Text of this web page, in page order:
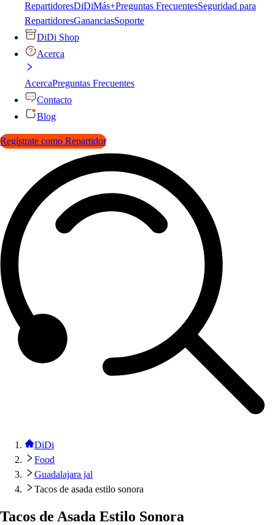
RepartidoresDiDiMás+Preguntas FrecuentesSeguridad para
RepartidoresGananciasSoporte
DiDi Shop
Acerca
AcercaPreguntas Frecuentes
Contacto
Blog
Regístrate como Repartidor
DiDi
Food
Guadalajara jal
Tacos de asada estilo sonora
Tacos de Asada Estilo Sonora